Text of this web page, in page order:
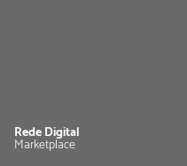
Rede Digital
Marketplace